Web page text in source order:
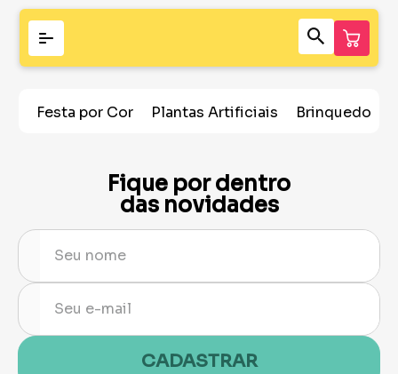
Festa por Cor Plantas Artificiais Brinquedos
Fique por dentro
das novidades
CADASTRAR